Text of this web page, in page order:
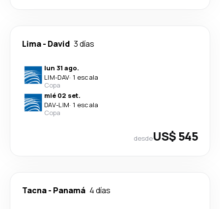
Lima- David 3 días
lun 31 ago.
LIM-DAV· 1 escala
Copa
mié 02 set.
DAV-LIM· 1 escala
Copa
desdeUS$ 545
Tacna- Panamá 4 días